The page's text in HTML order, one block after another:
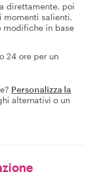
direttamente, poi
momenti salienti,
modifiche in base
24 ore per un
Personalizza la
alternativi o un